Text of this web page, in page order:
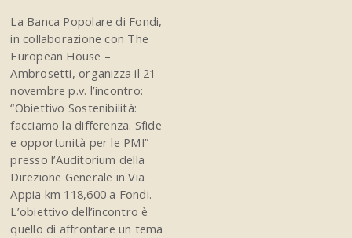
La Banca Popolare di Fondi,
in collaborazione con The
European House –
Ambrosetti, organizza il 21
novembre p.v. l’incontro:
“Obiettivo Sostenibilità:
facciamo la differenza. Sfide
e opportunità per le PMI”
presso l’Auditorium della
Direzione Generale in Via
Appia km 118,600 a Fondi.
L’obiettivo dell’incontro è
quello di affrontare un tema